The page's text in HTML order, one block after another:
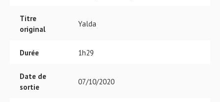
Titre
original
Yalda
Durée 1h29
Date de
sortie
07/10/2020